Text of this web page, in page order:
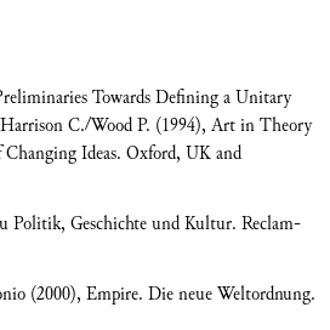
Towards Defining a Unitary
C./Wood P. (1994), Art in Theory
Ideas. Oxford, UK and
Politik, Geschichte und Kultur. Reclam-
(2000), Empire. Die neue Weltordnung.